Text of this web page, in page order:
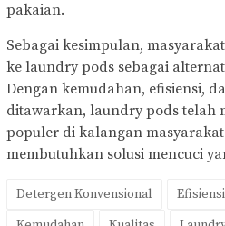
pakaian.
Sebagai kesimpulan,
ke laundry pods sebagai
Dengan kemudahan, efisiensi,
ditawarkan, laundry pods telah
populer di kalangan
membutuhkan solusi mencuci
Detergen Konvensional Efisiensi